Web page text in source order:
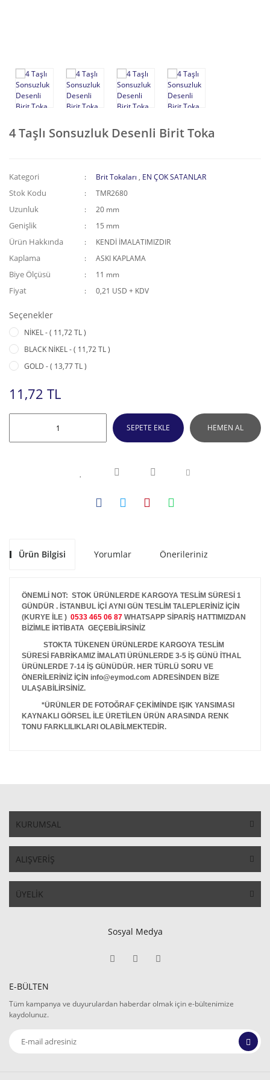
4 Taşlı Sonsuzluk Desenli Birit Toka
Kategori Brit Tokaları , EN ÇOK SATANLAR
Stok Kodu TMR2680
Uzunluk 20 mm
Genişlik 15 mm
Ürün Hakkında KENDİ İMALATIMIZDIR
Kaplama ASKI KAPLAMA
Biye Ölçüsü 11 mm
Fiyat 0,21 USD + KDV
Seçenekler
NİKEL - ( 11,72 TL )
BLACK NİKEL - ( 11,72 TL )
GOLD - ( 13,77 TL )
11,72 TL
SEPETE EKLE HEMEN AL
Ürün Bilgisi Yorumlar Önerileriniz
ÖNEMLİ NOT: STOK ÜRÜNLERDE KARGOYA TESLİM SÜRESİ 1
GÜNDÜR . İSTANBUL İÇİ AYNI GÜN TESLİM TALEPLERİNİZ İÇİN
(KURYE İLE ) 0533 465 06 87 WHATSAPP SİPARİŞ HATTIMIZDAN
BİZİMLE İRTİBATA GEÇEBİLİRSİNİZ
STOKTA TÜKENEN ÜRÜNLERDE KARGOYA TESLİM
SÜRESİ FABRİKAMIZ İMALATI ÜRÜNLERDE 3-5 İŞ GÜNÜ İTHAL
ÜRÜNLERDE 7-14 İŞ GÜNÜDÜR. HER TÜRLÜ SORU VE
ÖNERİLERİNİZ İÇİN info@eymod.com ADRESİNDEN BİZE
ULAŞABİLİRSİNİZ.
*ÜRÜNLER DE FOTOĞRAF ÇEKİMİNDE IŞIK YANSIMASI
KAYNAKLI GÖRSEL İLE ÜRETİLEN ÜRÜN ARASINDA RENK
TONU FARKLILIKLARI OLABİLMEKTEDİR.
KURUMSAL
ALIŞVERİŞ
ÜYELİK
Sosyal Medya
E-BÜLTEN
Tüm kampanya ve duyurulardan haberdar olmak için e-bültenimize
kaydolunuz.
Kıstırma Tokalar
Zincirli Aksesuarlar